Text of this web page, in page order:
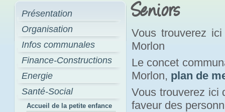
Présentation
Organisation
Infos communales
Finance-Constructions
Energie
Santé-Social
Accueil de la petite enfance
Seniors
Vous trouverez
Morlon
Le concet
Morlon, plan de
Vous trouverez ici
faveur des